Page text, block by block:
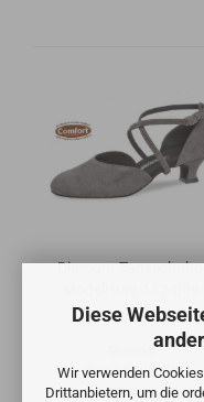
Diese
Wir verwenden
Drittanbietern, um die
Diamant
Material
grau Velourleder
Weite